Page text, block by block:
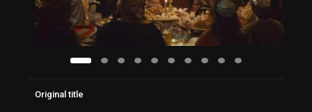
Original title